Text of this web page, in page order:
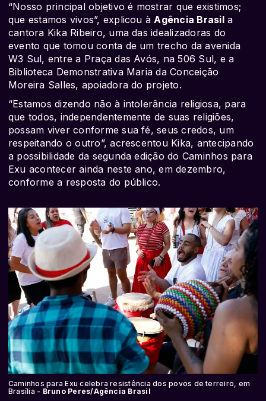
“Nosso principal objetivo é mostrar que existimos;
que estamos vivos”, explicou àAgência Brasila
cantora Kika Ribeiro, uma das idealizadoras do
evento que tomou conta de um trecho da avenida
W3 Sul, entre a Praça das Avós, na 506 Sul, e a
Biblioteca Demonstrativa Maria da Conceição
Moreira Salles, apoiadora do projeto.
“Estamos dizendo não à intolerância religiosa, para
que todos, independentemente de suas religiões,
possam viver conforme sua fé, seus credos, um
respeitando o outro”, acrescentou Kika, antecipando
a possibilidade da segunda edição do Caminhos para
Exu acontecer ainda neste ano, em dezembro,
conforme a resposta do público.
Caminhos para Exu celebra resistência dos povos de terreiro, em
Brasília - Bruno Peres/Agência Brasil